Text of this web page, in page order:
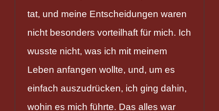
tat, und meine Entscheidungen waren
nicht besonders vorteilhaft für mich. Ich
wusste nicht, was ich mit meinem
Leben anfangen wollte, und, um es
einfach auszudrücken, ich ging dahin,
wohin es mich führte. Das alles war